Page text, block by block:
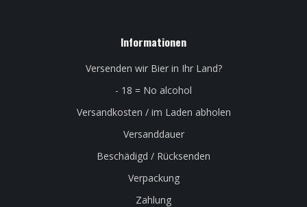
Informationen
Versenden wir Bier in Ihr Land?
- 18 = No alcohol
Versandkosten / im Laden abholen
Versanddauer
Beschädigd / Rücksenden
Verpackung
Zahlung